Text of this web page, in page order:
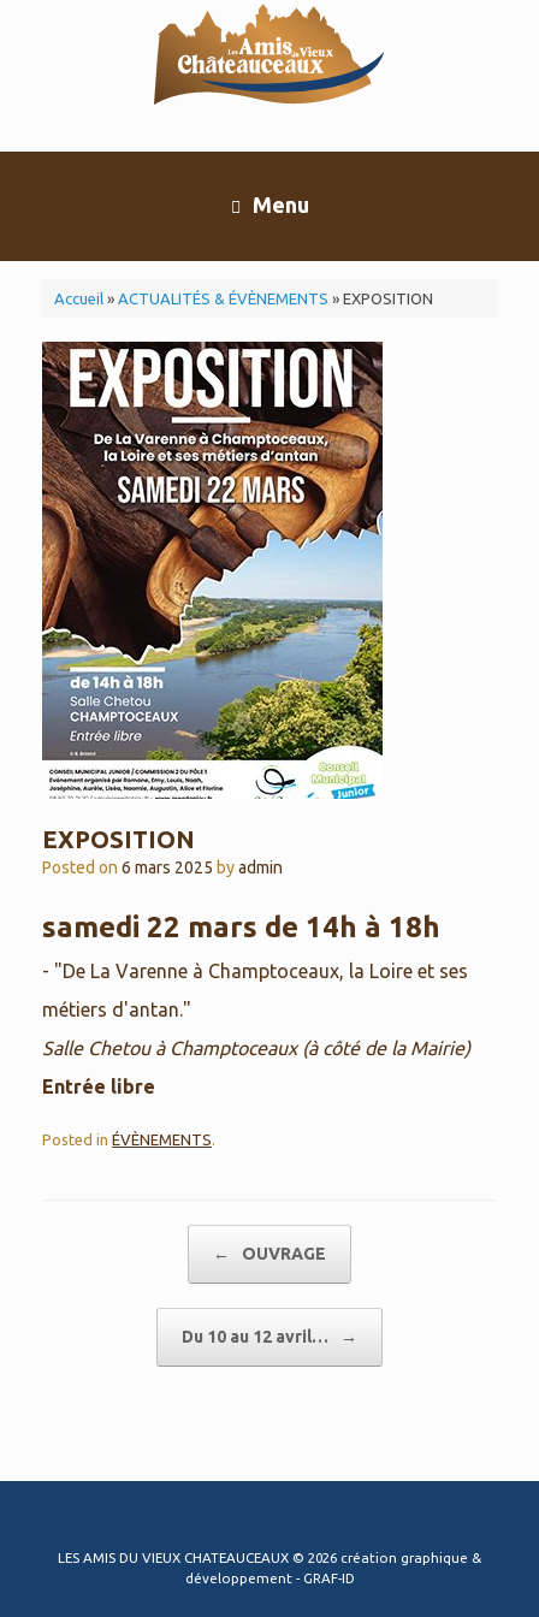
Menu
Accueil » ACTUALITÉS & ÉVÈNEMENTS » EXPOSITION
EXPOSITION
Posted on 6 mars 2025 byadmin
samedi 22 mars de 14h à 18h
- "De La Varenne à Champtoceaux, la Loire et ses
métiers d'antan."
Salle Chetou à Champtoceaux (à côté de la Mairie)
Entrée libre
Posted in ÉVÈNEMENTS
← OUVRAGE
Du 10 au 12 avril… →
LES AMIS DU VIEUX CHATEAUCEAUX © 2026 création graphique &
développement - GRAF-ID